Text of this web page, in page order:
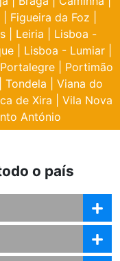
Figueira da Foz
Leiria
Lisboa -
Lisboa - Lumiar
Portalegre
Portimão
Tondela
Viana do
de Xira
Vila Nova
António
o país